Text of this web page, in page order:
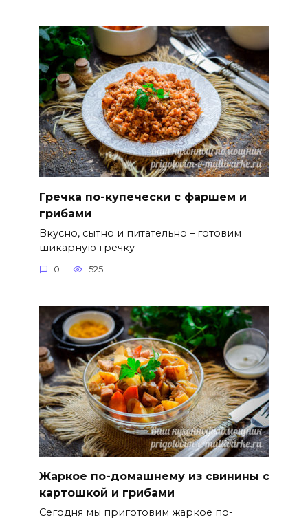
Гречка по-купечески с фаршем и
грибами
Вкусно, сытно и питательно – готовим
шикарную гречку
0 525
Жаркое по-домашнему из свинины с
картошкой и грибами
Сегодня мы приготовим жаркое по-